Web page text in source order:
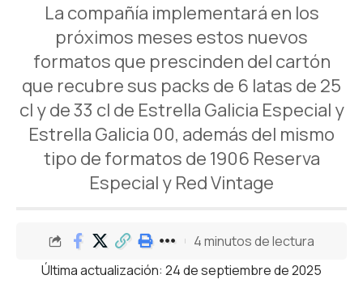
La compañía implementará en los
próximos meses estos nuevos
formatos que prescinden del cartón
que recubre sus packs de 6 latas de 25
cl y de 33 cl de Estrella Galicia Especial y
Estrella Galicia 00, además del mismo
tipo de formatos de 1906 Reserva
Especial y Red Vintage
Última actualización: 24 de septiembre de 2025
4 minutos de lectura